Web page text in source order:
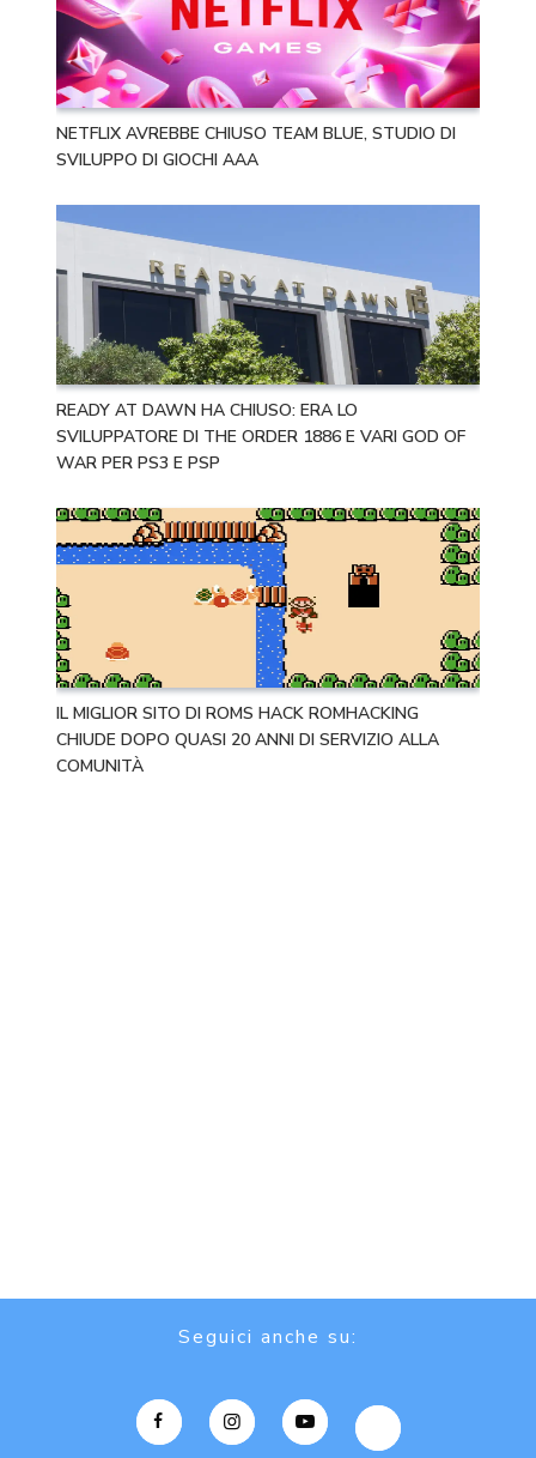
NETFLIX AVREBBE CHIUSO TEAM BLUE, STUDIO DI
SVILUPPO DI GIOCHI AAA
READY AT DAWN HA CHIUSO: ERA LO
SVILUPPATORE DI THE ORDER 1886 E VARI GOD OF
WAR PER PS3 E PSP
IL MIGLIOR SITO DI ROMS HACK ROMHACKING
CHIUDE DOPO QUASI 20 ANNI DI SERVIZIO ALLA
COMUNITÀ
Seguici anche su: